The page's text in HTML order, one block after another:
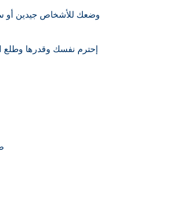
وضعك للأشخاص جيدين أو
إحترم نفسك وقدرها وطلع